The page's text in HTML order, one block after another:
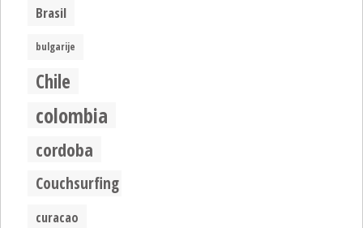
Brasil
bulgarije
Chile
colombia
cordoba
Couchsurfing
curacao